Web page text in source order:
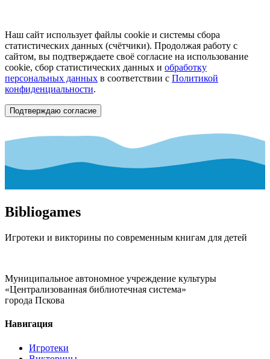
Наш сайт использует файлы cookie и системы сбора
статистических данных (счётчики). Продолжая работу с
сайтом, вы подтверждаете своё согласие на использование
cookie, сбор статистических данных и обработку
персональных данных в соответствии с Политикой
конфиденциальности.
Подтверждаю согласие
Bibliogames
Игротеки и викторины по современным книгам для детей
Муниципальное автономное учреждение культуры
«Централизованная библиотечная система»
города Пскова
Навигация
Игротеки